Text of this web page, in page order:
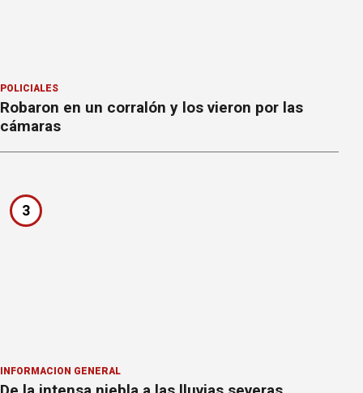
POLICIALES
Robaron en un corralón y los vieron por las
cámaras
3
INFORMACION GENERAL